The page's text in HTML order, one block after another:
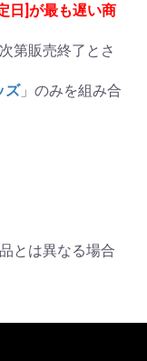
日]が最も遅い商
第販売終了とさ
ズ」のみを組み合
とは異なる場合